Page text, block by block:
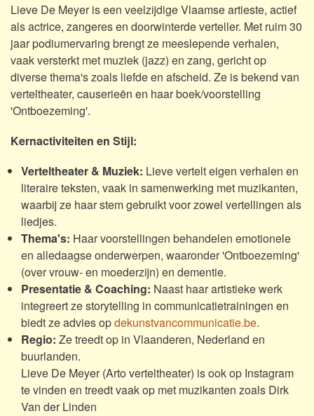
Lieve De Meyer is een veelzijdige Vlaamse artieste, actief
als actrice, zangeres en doorwinterde verteller. Met ruim 30
jaar podiumervaring brengt ze meeslepende verhalen,
vaak versterkt met muziek (jazz) en zang, gericht op
diverse thema's zoals liefde en afscheid. Ze is bekend van
verteltheater, causerieën en haar boek/voorstelling
'Ontboezeming'.
Kernactiviteiten en Stijl:
Verteltheater & Muziek: Lieve vertelt eigen verhalen en
literaire teksten, vaak in samenwerking met muzikanten,
waarbij ze haar stem gebruikt voor zowel vertellingen als
liedjes.
Thema's: Haar voorstellingen behandelen emotionele
en alledaagse onderwerpen, waaronder 'Ontboezeming'
(over vrouw- en moederzijn) en dementie.
Presentatie & Coaching: Naast haar artistieke werk
integreert ze storytelling in communicatietrainingen en
biedt ze advies opdekunstvancommunicatie.be.
Regio: Ze treedt op in Vlaanderen, Nederland en
buurlanden.
Lieve De Meyer (Arto verteltheater) is ook op Instagram
te vinden en treedt vaak op met muzikanten zoals Dirk
Van der Linden